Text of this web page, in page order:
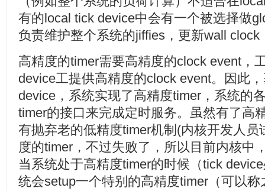
有的local tick device中会有一个被选择做
负责维护整个系统的jiffies，更新wall
高精度的timer需要高精度的clock event，
device工提供高精度的clock event。因此
device，系统实现了高精度timer，系统的
timer的接口来完成定时服务。虽然有了高
有抛弃老的低精度timer机制(内核开发人
度的timer，不过失败了，所以目前内核中
当系统处于高精度timer的时候（tick
统会setup一个特别的高精度timer（可以